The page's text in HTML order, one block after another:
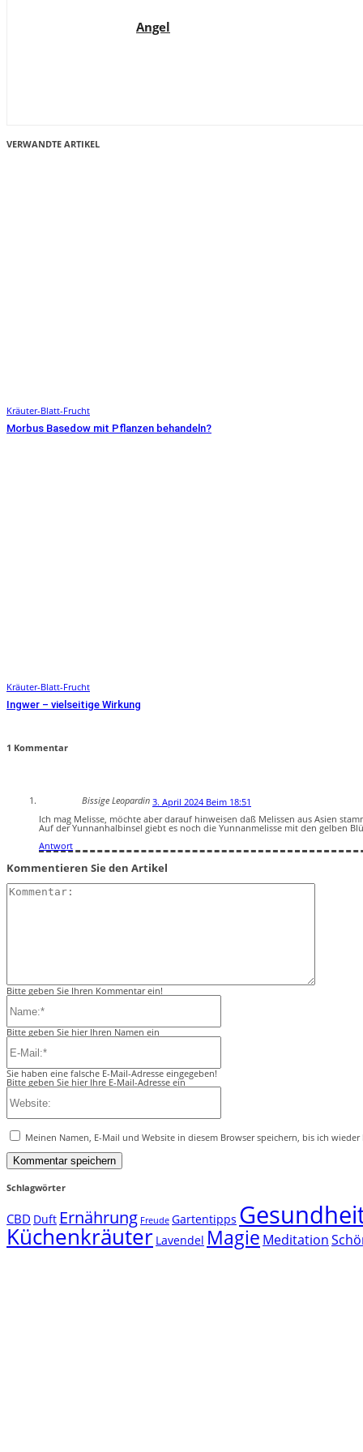
Angel
VERWANDTE ARTIKEL
Kräuter-Blatt-Frucht
Morbus Basedow mit Pflanzen behandeln?
Kräuter-Blatt-Frucht
Ingwer – vielseitige Wirkung
1 Kommentar
Bissige Leopardin 3. April 2024 Beim 18:51
Ich mag Melisse, möchte aber darauf hinweisen daß Melissen aus Asien
Auf der Yunnanhalbinsel giebt es noch die Yunnanmelisse mit den gelben
Antwort
Kommentieren Sie den Artikel
Kommentar:
Bitte geben Sie Ihren Kommentar ein!
Name:*
Bitte geben Sie hier Ihren Namen ein
E-
Sie haben eine falsche E-Mail-Adresse eingegeben!
Bitte geben Sie hier Ihre E-Mail-Adresse ein
Website:
Meinen Namen, E-Mail und Website in diesem Browser speichern, bis ich
Schlagwörter
CBD Duft Ernährung Freude Gartentipps
Küchenkräuter Lavendel Magie Meditation